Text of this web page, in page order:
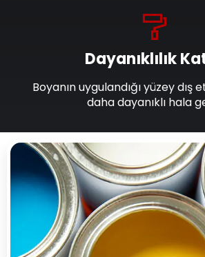
Dayanıklılık
Boyanın uygulandığı yüzey dış
daha dayanıklı hala